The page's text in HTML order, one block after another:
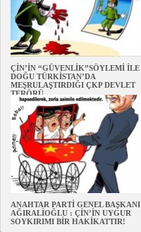
ÇİN’İN “GÜVENLİK”SÖYLEMİ İLE
DOĞU TÜRKİSTAN’DA
MEŞRULAŞTIRDIĞI ÇKP DEVLET
TERÖRÜ
ANAHTAR PARTİ GENEL BAŞKANI
AĞIRALİOĞLU : ÇİN’İN UYGUR
SOYKIRIMI BİR HAKİKATTIR!